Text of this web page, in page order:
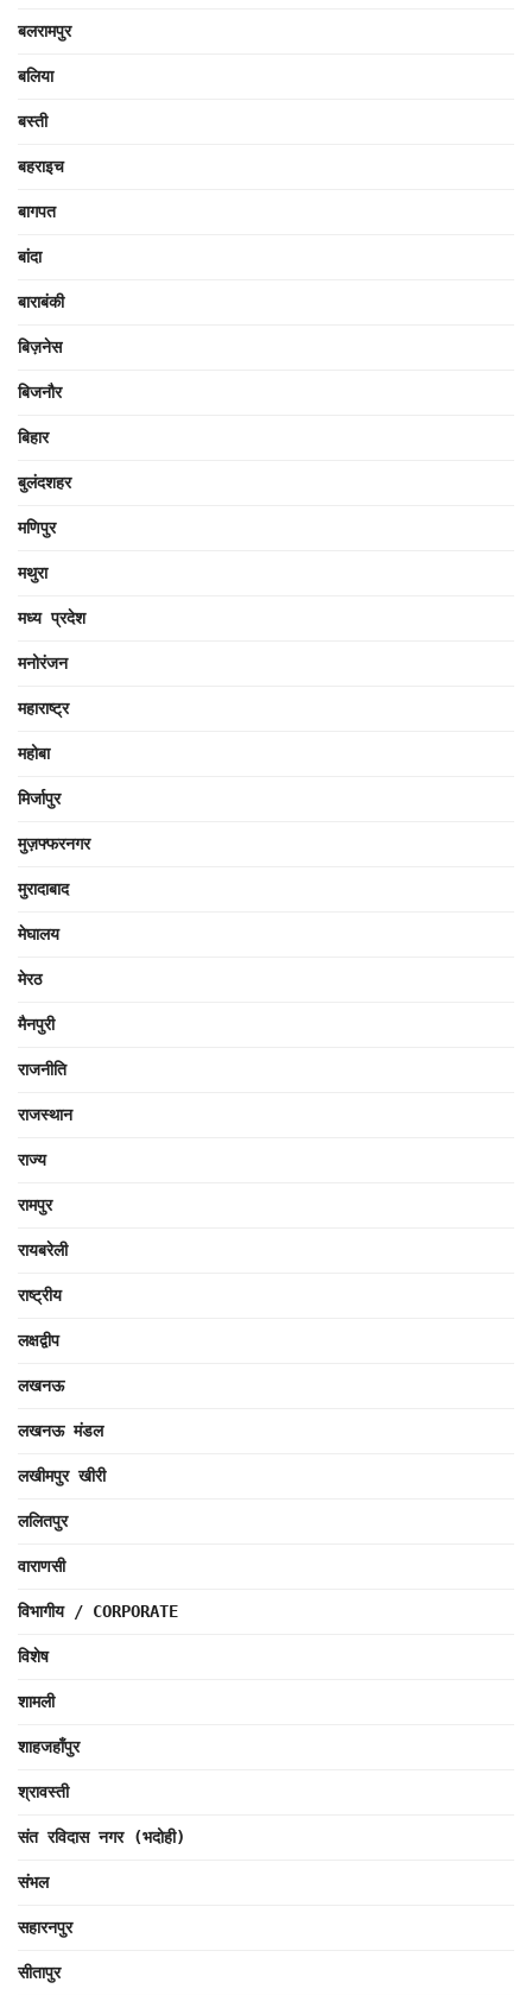
बलरामपुर
बलिया
बस्ती
बहराइच
बागपत
बांदा
बाराबंकी
बिज़नेस
बिजनौर
बिहार
बुलंदशहर
मणिपुर
मथुरा
मध्य प्रदेश
मनोरंजन
महाराष्ट्र
महोबा
मिर्जापुर
मुज़फ्फरनगर
मुरादाबाद
मेघालय
मेरठ
मैनपुरी
राजनीति
राजस्थान
राज्य
रामपुर
रायबरेली
राष्ट्रीय
लक्षद्वीप
लखनऊ
लखनऊ मंडल
लखीमपुर खीरी
ललितपुर
वाराणसी
विभागीय / CORPORATE
विशेष
शामली
शाहजहाँपुर
श्रावस्ती
संत रविदास नगर (भदोही)
संभल
सहारनपुर
सीतापुर